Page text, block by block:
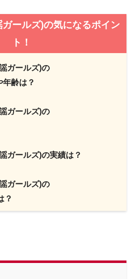
ールズ)の気になるポイン
ト！
ガールズ)の
齢は？
ガールズ)の
ガールズ)の実績は？
ガールズ)の
？